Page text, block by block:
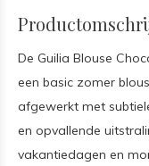
De Guilia Blouse
een basic zomer
afgewerkt met
en opvallende
vakantiedagen en